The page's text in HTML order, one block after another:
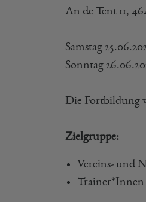
An de Tent 11,
Samstag
Sonntag
Die Fortbildung
Zielgruppe:
Vereins- und
Trainer*Innen